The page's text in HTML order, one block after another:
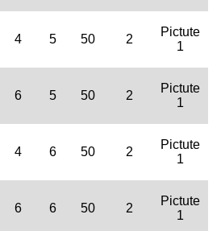
4 5 50 2
Pictute
1
6 5 50 2
Pictute
1
4 6 50 2
Pictute
1
6 6 50 2
Pictute
1